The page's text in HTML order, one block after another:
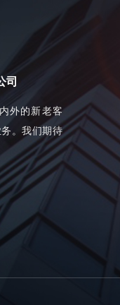
司
外的新老客
。我们期待